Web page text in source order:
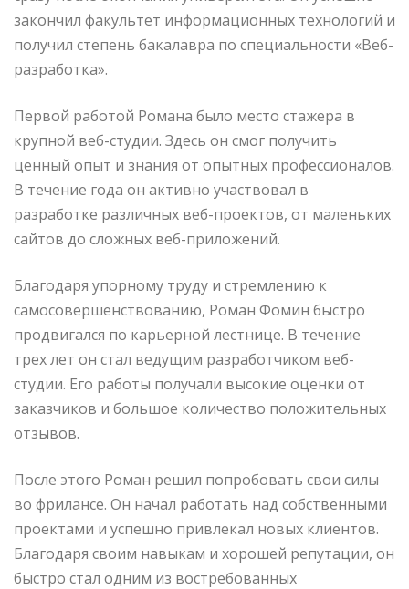
закончил факультет информационных технологий и
получил степень бакалавра по специальности «Веб-
разработка».
Первой работой Романа было место стажера в
крупной веб-студии. Здесь он смог получить
ценный опыт и знания от опытных профессионалов.
В течение года он активно участвовал в
разработке различных веб-проектов, от маленьких
сайтов до сложных веб-приложений.
Благодаря упорному труду и стремлению к
самосовершенствованию, Роман Фомин быстро
продвигался по карьерной лестнице. В течение
трех лет он стал ведущим разработчиком веб-
студии. Его работы получали высокие оценки от
заказчиков и большое количество положительных
отзывов.
После этого Роман решил попробовать свои силы
во фрилансе. Он начал работать над собственными
проектами и успешно привлекал новых клиентов.
Благодаря своим навыкам и хорошей репутации, он
быстро стал одним из востребованных